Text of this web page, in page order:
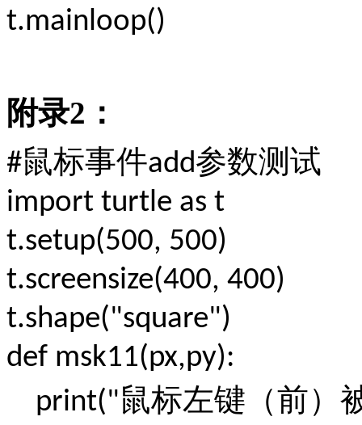
t.mainloop()
附录2 ：
#鼠标事件add参数测试
import turtle as t
t.setup(500, 500)
t.screensize(400, 400)
t.shape("square")
def msk11(px,py):
print("鼠标左键（前）